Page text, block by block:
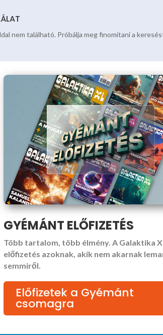
nem található. Próbálja meg finomítani a
GYÉMÁNT ELŐFIZETÉS
Több tartalom, több élmény. A Galaktika
előfizetés azoknak, akik nem akarnak
semmiről.
Előfizetek a Gyémánt
csomagra